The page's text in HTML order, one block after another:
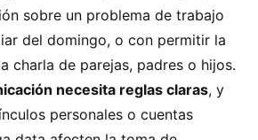
sobre un problema de trabajo
del domingo, o con permitir la
charla de parejas, padres o hijos.
necesita reglas claras, y
personales o cuentas